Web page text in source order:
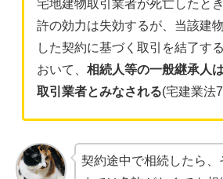
宅地建物取引業者が死亡したと
許の効力は失効するが、当該建
した契約に基づく取引を結了する
おいて、相続人等の一般継承人
取引業者とみなされる(宅建業法
契約途中で相続したら、